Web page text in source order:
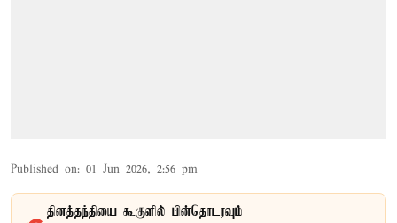
Published on: 01 Jun 2026, 2:56 pm
தினத்தந்தியை கூகுளில் பின்தொடரவும்